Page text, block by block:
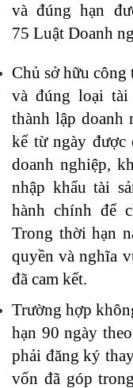
và đúng hạn
75 Luật Doanh
Chủ sở hữu
và đúng loại
thành lập doanh
kể từ ngày được
doanh nghiệp,
nhập khẩu tài
hành chính để
Trong thời hạn
quyền và nghĩa
đã cam kết.
Trường hợp
hạn 90 ngày
phải đăng ký
vốn đã góp